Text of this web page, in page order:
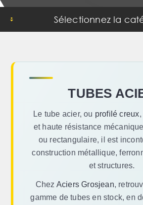
Sélectionnez la
TUBES
Le tube acier, ou profilé creux
et haute résistance
ou rectangulaire, il est
construction métallique,
et structures.
Chez Aciers Grosjean,
gamme de tubes en stock, en